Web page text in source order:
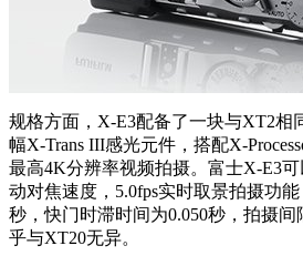
规格方面，X-E3配备了一块与XT2相
幅X-Trans III感光元件，搭配X-
最高4K分辨率视频拍摄。富士X-E3
动对焦速度，5.0fps实时取景拍摄功
秒，快门时滞时间为0.050秒，拍摄
乎与XT20无异。